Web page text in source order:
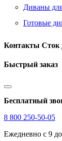
Диваны
Готовые
Контакты Сток
Быстрый заказ
Бесплатный
8 800 250-50-05
Ежедневно с 9